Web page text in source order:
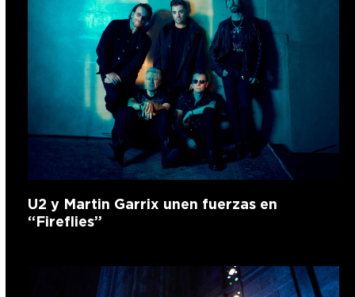
U2 y Martin Garrix unen fuerzas en
“Fireflies”